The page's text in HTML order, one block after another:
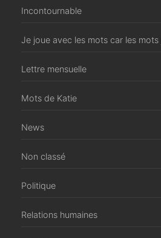
Incontournable
Je joue avec les mots car les
Lettre mensuelle
Mots de Katie
News
Non classé
Politique
Relations humaines